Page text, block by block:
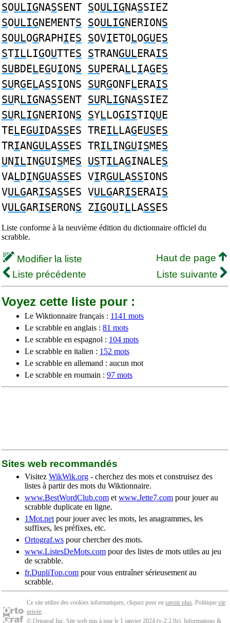
SOULIGNASSENT SOULIGNASSIEZ
SOULIGNEMENTS SOULIGNERIONS
SOULOGRAPHIES SOVIETOLOGUES
STILLIGOUTTES STRANGULERAIS
SUBDELEGUIONS SUPERALLIAGES
SURGELASSIONS SURGONFLERAIS
SURLIGNASSENT SURLIGNASSIEZ
SURLIGNERIONS SYLLOGISTIQUE
TELEGUIDASSES TREILLAGEUSES
TRIANGULASSES TRILINGUISMES
UNILINGUISMES USTILAGINALES
VALDINGUASSES VIRGULASSIONS
VULGARISASSES VULGARISERAIS
VULGARISERONS ZIGOUILLASSES
Liste conforme à la neuvième édition du dictionnaire officiel du
scrabble.
Modifier la liste
Haut de page
Liste précédente
Liste suivante
Voyez cette liste pour :
Le Wiktionnaire français : 1141 mots
Le scrabble en anglais : 81 mots
Le scrabble en espagnol : 104 mots
Le scrabble en italien : 152 mots
Le scrabble en allemand : aucun mot
Le scrabble en roumain : 97 mots
Sites web recommandés
Visitez WikWik.org - cherchez des mots et construisez des
listes à partir des mots du Wiktionnaire.
www.BestWordClub.com et www.Jette7.com pour jouer au
scrabble duplicate en ligne.
1Mot.net pour jouer avec les mots, les anagrammes, les
suffixes, les préfixes, etc.
Ortograf.ws pour chercher des mots.
www.ListesDeMots.com pour des listes de mots utiles au jeu
de scrabble.
fr.DupliTop.com pour vous entraîner sérieusement au
scrabble.
Ce site utilise des cookies informatiques, cliquez pour en savoir plus. Politique vie
privée.
© Ortograf Inc. Site web mis à jour le 1 janvier 2024 (v-2.2.0z). Informations &